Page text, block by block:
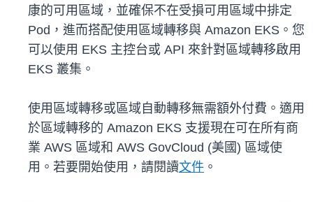
康的可用區域，並確保不在受損可用區域中排定
Pod，進而搭配使用區域轉移與 Amazon EKS。您
可以使用 EKS 主控台或 API 來針對區域轉移啟用
EKS 叢集。
使用區域轉移或區域自動轉移無需額外付費。適用
於區域轉移的 Amazon EKS 支援現在可在所有商
業 AWS 區域和 AWS GovCloud (美國) 區域使
用。若要開始使用，請閱讀文件 。